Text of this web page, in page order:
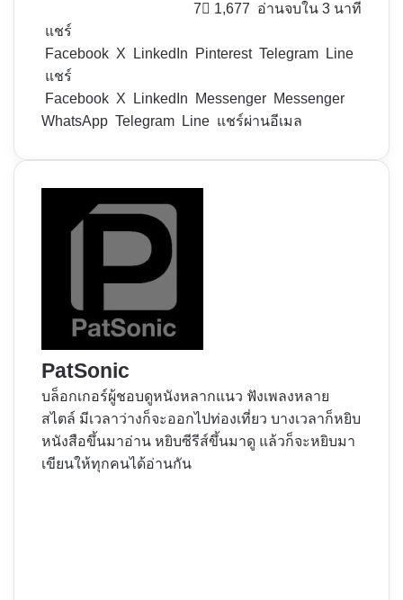
7
1,677 อ่านจบใน 3 นาที
แชร์
Facebook X LinkedIn Pinterest Telegram
Line
แชร์
Facebook X LinkedIn Messenger Messenger
WhatsApp Telegram Line แชร์ผ่านอีเมล
PatSonic
บล็อกเกอร์ผู้ชอบดูหนังหลากแนว ฟังเพลงหลาย
สไตล์ มีเวลาว่างก็จะออกไปท่องเที่ยว บางเวลาก็หยิบ
หนังสือขึ้นมาอ่าน หยิบซีรีส์ขึ้นมาดู แล้วก็จะหยิบมา
เขียนให้ทุกคนได้อ่านกัน